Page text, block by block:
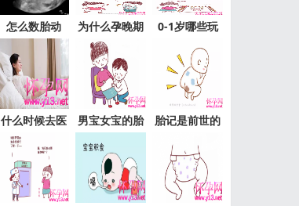
怎么数胎动
为什么孕晚期
的准妈
0-1岁哪些玩
具值得买
什么时候去医
院待产
男宝女宝的胎
动不一
胎记是前世的
印记？